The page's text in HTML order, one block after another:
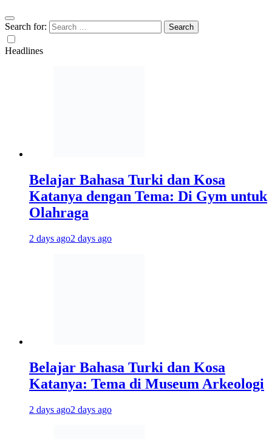
Search for:
Headlines
Belajar Bahasa Turki dan Kosa
Katanya dengan Tema: Di Gym untuk
Olahraga
2 days ago2 days ago
Belajar Bahasa Turki dan Kosa
Katanya: Tema di Museum Arkeologi
2 days ago2 days ago